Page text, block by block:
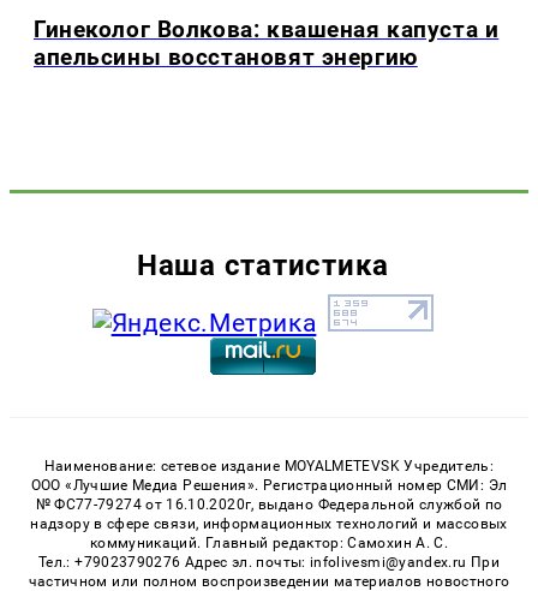
Гинеколог Волкова: квашеная капуста и
апельсины восстановят энергию
Наша статистика
Наименование: сетевое издание MOYALMETEVSK Учредитель:
ООО «Лучшие Медиа Решения». Регистрационный номер СМИ: Эл
№ ФС77-79274 от 16.10.2020г, выдано Федеральной службой по
надзору в сфере связи, информационных технологий и массовых
коммуникаций. Главный редактор: Самохин А. С.
Тел.: +79023790276 Адрес эл. почты: infolivesmi@yandex.ru При
частичном или полном воспроизведении материалов новостного